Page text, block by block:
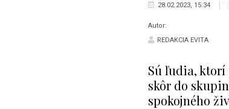
28.02.2023, 15:34
Autor:
REDAKCIA EVITA
Sú ľudia,
skôr do
spokojného